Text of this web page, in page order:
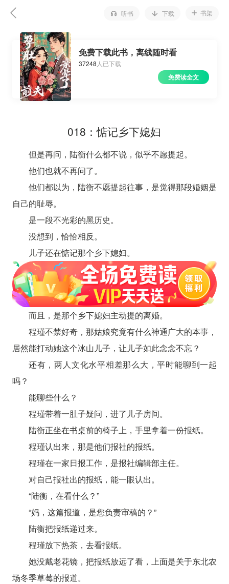
听书 下载 书架
免费下载此书，离线随时看
37248 人已下载
免费读全文
018：惦记乡下媳妇
但是再问，陆衡什么都不说，似乎不愿提起。
他们也就不再问了。
他们都以为，陆衡不愿提起往事，是觉得那段婚姻是
自己的耻辱。
是一段不光彩的黑历史。
没想到，恰恰相反。
儿子还在惦记那个乡下媳妇。
而且，是那个乡下媳妇主动提的离婚。
程瑾不禁好奇，那姑娘究竟有什么神通广大的本事，
居然能打动她这个冰山儿子，让儿子如此念念不忘？
还有，两人文化水平相差那么大，平时能聊到一起
吗？
能聊些什么？
程瑾带着一肚子疑问，进了儿子房间。
陆衡正坐在书桌前的椅子上，手里拿着一份报纸。
程瑾认出来，那是他们报社的报纸。
程瑾在一家日报工作，是报社编辑部主任。
对自己报社出的报纸，能一眼认出。
“陆衡，在看什么？”
“妈，这篇报道，是您负责审稿的？”
陆衡把报纸递过来。
程瑾放下热茶，去看报纸。
她没戴老花镜，把报纸放远了看，上面是关于东北农
场冬季草莓的报道。